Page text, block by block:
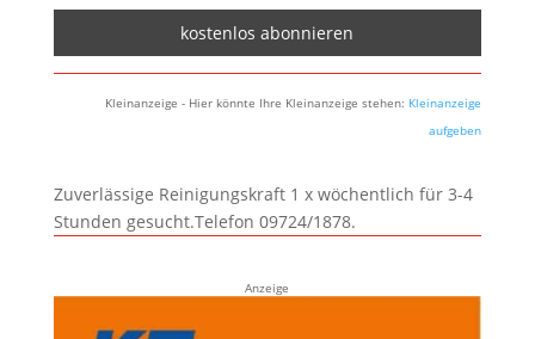
Kleinanzeige - Hier könnte Ihre Kleinanzeige stehen: Kleinanzeige
aufgeben
Zuverlässige Reinigungskraft 1 x wöchentlich für 3-4
Stunden gesucht.Telefon 09724/1878.
Anzeige